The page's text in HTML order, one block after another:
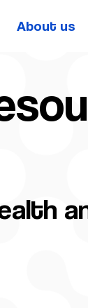
About us